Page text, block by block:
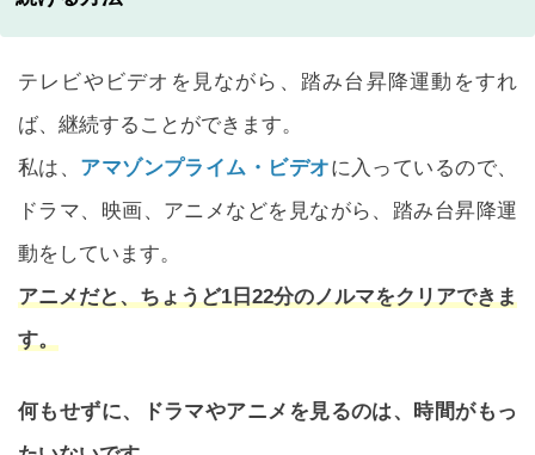
テレビやビデオを見ながら、踏み台昇降運動をすれ
ば、継続することができます。
私は、 アマゾンプライム・ビデオに入っているので、
ドラマ、映画、アニメなどを見ながら、踏み台昇降運
動をしています。
アニメだと、ちょうど1日22分のノルマをクリアできま
す。
何もせずに、ドラマやアニメを見るのは、時間がもっ